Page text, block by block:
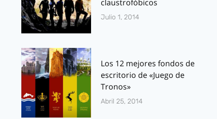
claustrofóbicos
Julio 1, 2014
Los 12 mejores fondos de
escritorio de «Juego de
Tronos»
Abril 25, 2014